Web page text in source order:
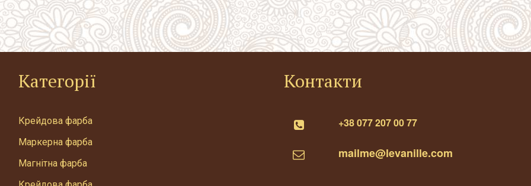
Категорії
Крейдова фарба
Маркерна фарба
Магнітна фарба
Контакти
 +38 077 207 00 77
 mailme@levanille.com